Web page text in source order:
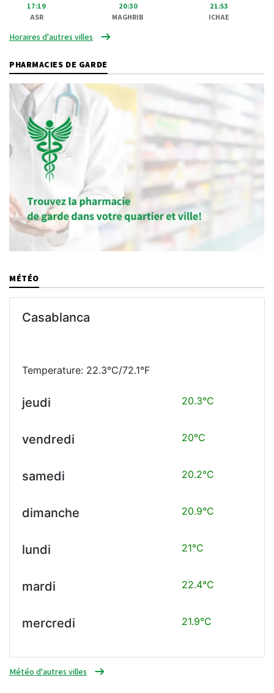
17:19
ASR
20:30
MAGHRIB
21:53
ICHAE
Horaires d'autres villes
PHARMACIES DE GARDE
MÉTÉO
Casablanca
Temperature: 22.3°C/72.1°F
jeudi 20.3°C
vendredi 20°C
samedi 20.2°C
dimanche 20.9°C
lundi 21°C
mardi 22.4°C
mercredi 21.9°C
Météo d'autres villes